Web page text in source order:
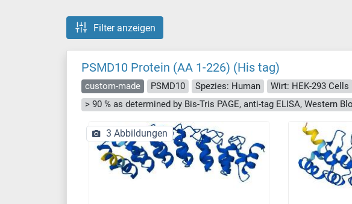
Filter anzeigen
PSMD10 Protein (AA 1-226) (His tag)
custom-made PSMD10 Spezies: Human Wirt: HEK-293 Cells
3 Abbildungen